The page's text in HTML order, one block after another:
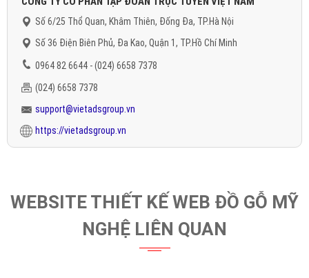
Số 6/25 Thổ Quan, Khâm Thiên, Đống Đa, TP.Hà Nội
Số 36 Điện Biên Phủ, Đa Kao, Quận 1, TP.Hồ Chí Minh
0964 82 6644 - (024) 6658 7378
(024) 6658 7378
support@vietadsgroup.vn
https://vietadsgroup.vn
WEBSITE THIẾT KẾ WEB ĐỒ GỖ MỸ
NGHỆ LIÊN QUAN